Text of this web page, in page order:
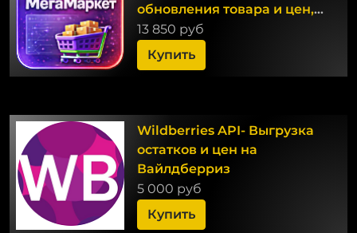
обновления товара и цен,
остатки по API 2.0
13 850 руб
Купить
Wildberries API- Выгрузка
остатков и цен на
Вайлдберриз
5 000 руб
Купить